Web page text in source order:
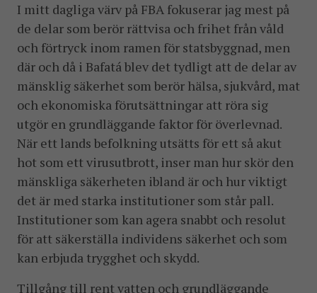
I mitt dagliga värv på FBA fokuserar jag mest på
de delar som berör rättvisa och frihet från våld
och förtryck inom ramen för statsbyggnad, men
där och då i Bafatá blev det tydligt att de delar av
mänsklig säkerhet som berör hälsa, sjukvård, mat
och ekonomiska förutsättningar att röra sig
utgör en grundläggande faktor för överlevnad.
När ett lands befolkning utsätts för ett så akut
hot som ett virusutbrott, inser man hur skör den
mänskliga säkerheten ibland är och hur viktigt
det är med starka institutioner som står pall.
Institutioner som kan agera snabbt och resolut
för att säkerställa individens säkerhet och som
kan erbjuda trygghet och skydd.
Tillgång till rent vatten och grundläggande